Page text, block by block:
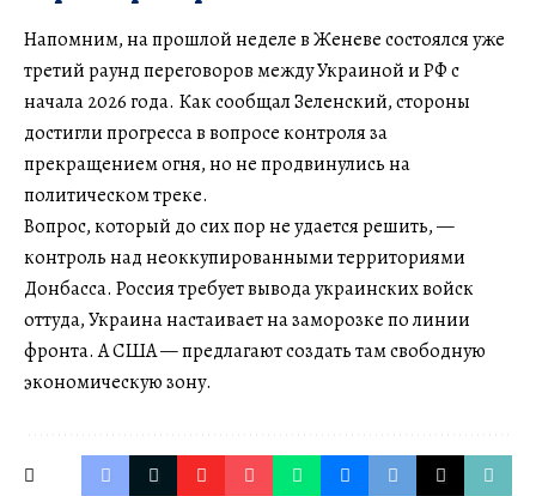
Напомним, на прошлой неделе в Женеве состоялся уже
третий раунд переговоров между Украиной и РФ с
начала 2026 года. Как сообщал Зеленский, стороны
достигли прогресса в вопросе контроля за
прекращением огня, но не продвинулись на
политическом треке.
Вопрос, который до сих пор не удается решить, —
контроль над неоккупированными территориями
Донбасса. Россия требует вывода украинских войск
оттуда, Украина настаивает на заморозке по линии
фронта. А США — предлагают создать там свободную
экономическую зону.